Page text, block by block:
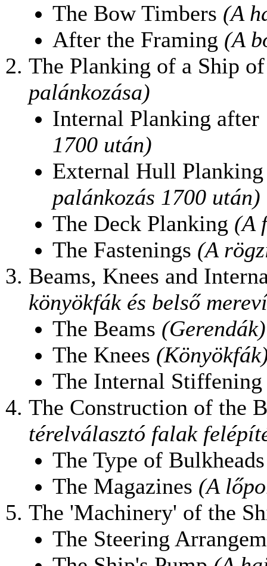
The Bow Timbers (A
After the Framing (A
The Planking of a Ship
palánkozása)
Internal Planking
1700 után)
External Hull
palánkozás 1700 után)
The Deck Planking (A
The Fastenings (A
Beams, Knees and
könyökfák és belső
The Beams (Gerendák)
The Knees
The Internal
The Construction of the
térelválasztó falak
The Type of
The Magazines (A
The 'Machinery' of the
The Steering